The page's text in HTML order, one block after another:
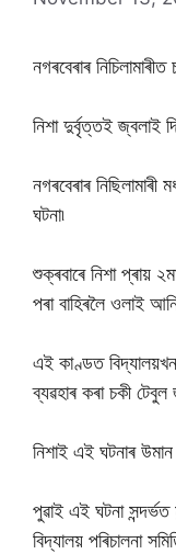
নগৰবেৰাৰ
নিশা দুৰ্বৃত্তই জ্বলাই
নগৰবেৰাৰ
ঘটনা৷
শুক্ৰবাৰে নিশা প্ৰায়
পৰা বাহিৰলৈ ওলাই
এই কাণ্ডত
ব্যৱহাৰ কৰা চকী
নিশাই এই ঘটনাৰ উমান
পুৱাই এই ঘটনা
বিদ্যালয় পৰিচালনা